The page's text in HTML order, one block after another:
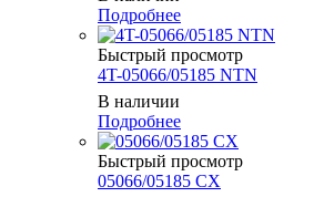
Подробнее
Быстрый просмотр
4T-05066/05185 NTN
В наличии
Подробнее
Быстрый просмотр
05066/05185 CX